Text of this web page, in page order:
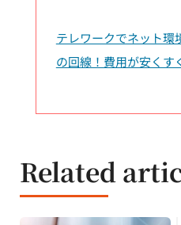
テレワークでネット環
の回線！費用が安くす
Related